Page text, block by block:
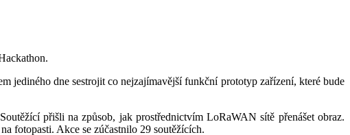
jediného dne sestrojit co nejzajímavější funkční prototyp zařízení, které bude
přišli na způsob, jak prostřednictvím LoRaWAN sítě přenášet obraz.
fotopasti. Akce se zúčastnilo 29 soutěžících.